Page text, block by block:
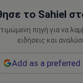
το Sahiel
πηγή για να
ειδήσεις και
Add as a preferred